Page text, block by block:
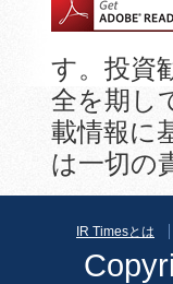
す。投資
全を期し
載情報に
は一切の
IR Timesとは